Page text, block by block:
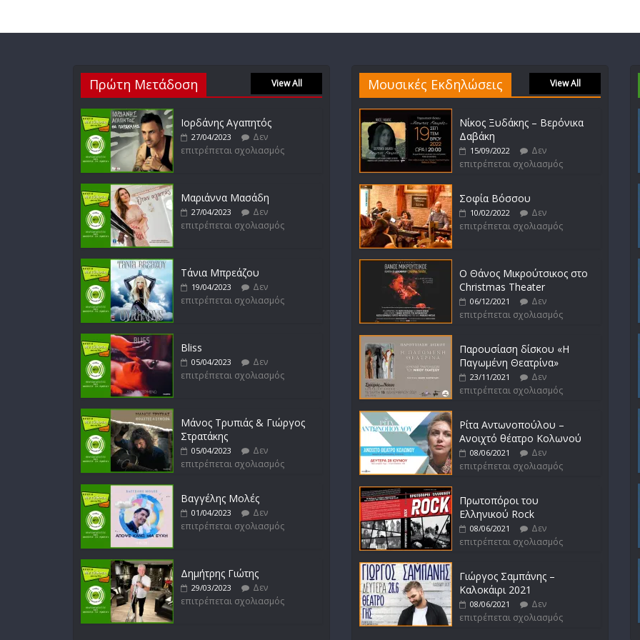
Πρώτη Μετάδοση View All
Ιορδάνης Αγαπητός
27/04/2023
Δεν
επιτρέπεται σχολιασμός
Μαριάννα Μασάδη
27/04/2023
Δεν
επιτρέπεται σχολιασμός
Τάνια Μπρεάζου
19/04/2023
Δεν
επιτρέπεται σχολιασμός
Bliss
05/04/2023
Δεν
επιτρέπεται σχολιασμός
Μάνος Τρυπιάς & Γιώργος
Στρατάκης
05/04/2023
Δεν
επιτρέπεται σχολιασμός
Βαγγέλης Μολές
01/04/2023
Δεν
επιτρέπεται σχολιασμός
Δημήτρης Γιώτης
29/03/2023
Δεν
επιτρέπεται σχολιασμός
Μουσικές Εκδηλώσεις View All
Νίκος Ξυδάκης – Βερόνικα
Δαβάκη
15/09/2022
Δεν
επιτρέπεται σχολιασμός
Σοφία Βόσσου
10/02/2022
Δεν
επιτρέπεται σχολιασμός
Ο Θάνος Μικρούτσικος στο
Christmas Theater
06/12/2021
Δεν
επιτρέπεται σχολιασμός
Παρουσίαση δίσκου «Η
Παγωμένη Θεατρίνα»
23/11/2021
Δεν
επιτρέπεται σχολιασμός
Ρίτα Αντωνοπούλου –
Ανοιχτό θέατρο Κολωνού
08/06/2021
Δεν
επιτρέπεται σχολιασμός
Πρωτοπόροι του
Ελληνικού Rock
08/06/2021
Δεν
επιτρέπεται σχολιασμός
Γιώργος Σαμπάνης –
Καλοκάιρι 2021
08/06/2021
Δεν
επιτρέπεται σχολιασμός